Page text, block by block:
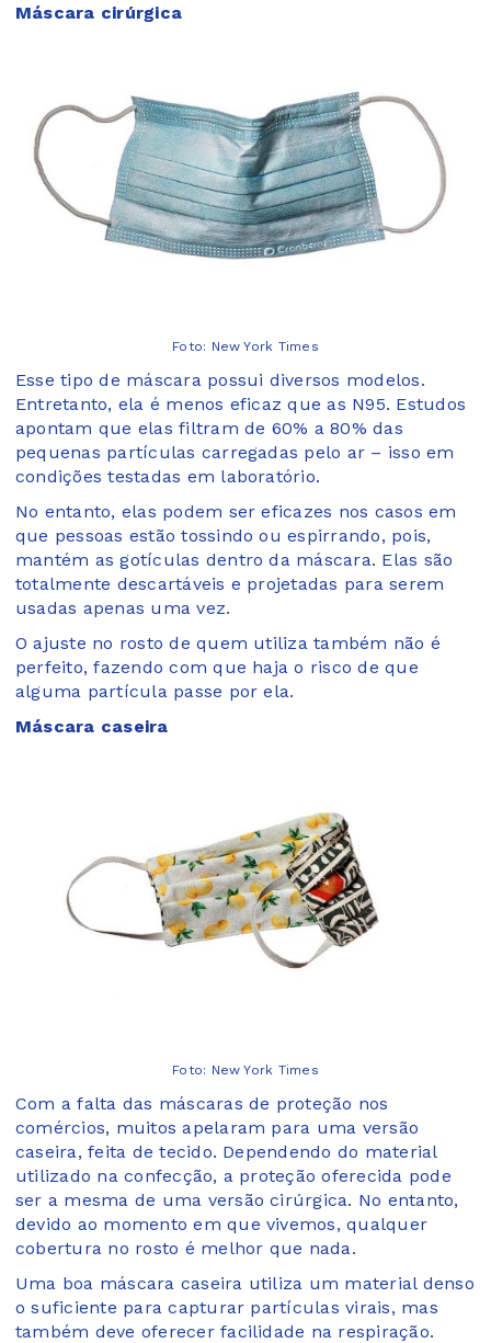
Máscara cirúrgica
Foto: New York Times
Esse tipo de máscara possui diversos modelos.
Entretanto, ela é menos eficaz que as N95. Estudos
apontam que elas filtram de 60% a 80% das
pequenas partículas carregadas pelo ar – isso em
condições testadas em laboratório.
No entanto, elas podem ser eficazes nos casos em
que pessoas estão tossindo ou espirrando, pois,
mantém as gotículas dentro da máscara. Elas são
totalmente descartáveis e projetadas para serem
usadas apenas uma vez.
O ajuste no rosto de quem utiliza também não é
perfeito, fazendo com que haja o risco de que
alguma partícula passe por ela.
Máscara caseira
Foto: New York Times
Com a falta das máscaras de proteção nos
comércios, muitos apelaram para uma versão
caseira, feita de tecido. Dependendo do material
utilizado na confecção, a proteção oferecida pode
ser a mesma de uma versão cirúrgica. No entanto,
devido ao momento em que vivemos, qualquer
cobertura no rosto é melhor que nada.
Uma boa máscara caseira utiliza um material denso
o suficiente para capturar partículas virais, mas
também deve oferecer facilidade na respiração.